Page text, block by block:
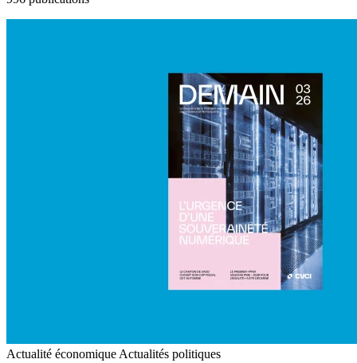
Actualité économique Actualités politiques